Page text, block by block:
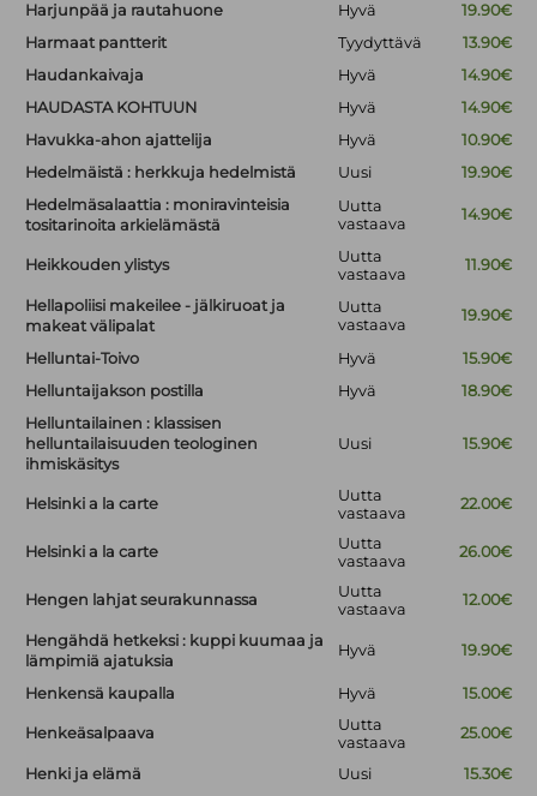
Harjunpää ja rautahuone
Hyvä
19.90€
Harmaat pantterit
Tyydyttävä
13.90€
Haudankaivaja
Hyvä
14.90€
HAUDASTA KOHTUUN
Hyvä
14.90€
Havukka-ahon ajattelija
Hyvä
10.90€
Hedelmäistä : herkkuja hedelmistä
Uusi
19.90€
Hedelmäsalaattia : moniravinteisia
tositarinoita arkielämästä
Uutta
vastaava
14.90€
Heikkouden ylistys
Uutta
vastaava
11.90€
Hellapoliisi makeilee - jälkiruoat ja
makeat välipalat
Uutta
vastaava
19.90€
Helluntai-Toivo Hyvä
15.90€
Helluntaijakson postilla
Hyvä
18.90€
Helluntailainen : klassisen
helluntailaisuuden teologinen
ihmiskäsitys
Uusi 15.90€
Helsinki a la carte
Uutta
vastaava
22.00€
Helsinki a la carte
Uutta
vastaava
26.00€
Hengen lahjat seurakunnassa
Uutta
vastaava
12.00€
Hengähdä hetkeksi : kuppi kuumaa ja
lämpimiä ajatuksia
Hyvä 19.90€
Henkensä kaupalla Hyvä 15.00€
Henkeäsalpaava
Uutta
vastaava
25.00€
Henki ja elämä Uusi
15.30€